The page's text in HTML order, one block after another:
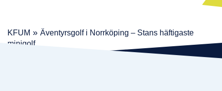
KFUM » Äventyrsgolf i Norrköping – Stans häftigaste
minigolf